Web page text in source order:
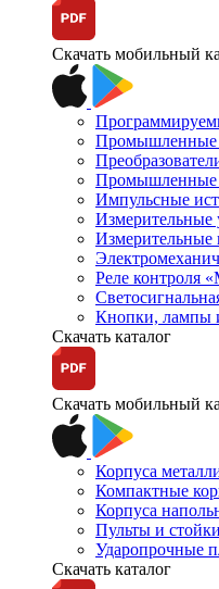
Скачать мобильный
Промышленные
Промышленные
Импульсные
Измерительные
Измерительные
Реле контроля
Кнопки, лампы
Скачать каталог
Скачать мобильный
Корпуса
Компактные
Корпуса
Пульты и
Ударопрочные
Скачать каталог